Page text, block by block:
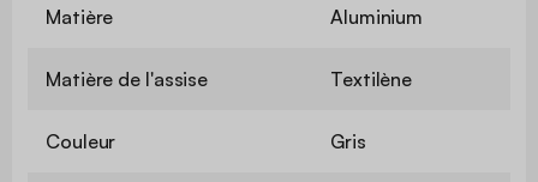
Matière Aluminium
Matière de l'assise Textilène
Couleur Gris